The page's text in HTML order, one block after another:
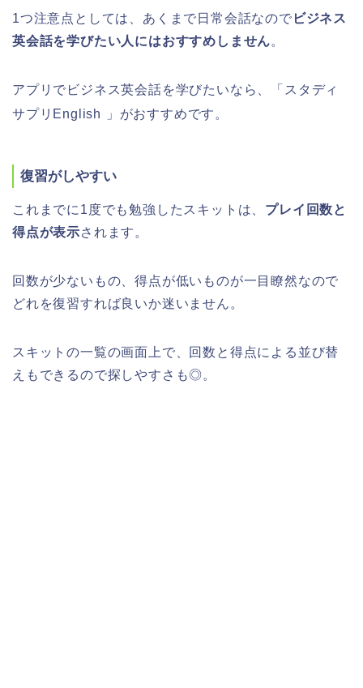
1つ注意点としては、あくまで日常会話なので ビジネス
英会話を学びたい人にはおすすめしません。
アプリでビジネス英会話を学びたいなら、「スタディ
サプリEnglish
」がおすすめです。
復習がしやすい
これまでに1度でも勉強したスキットは、 プレイ回数と
得点が表示されます。
回数が少ないもの、得点が低いものが一目瞭然なので
どれを復習すれば良いか迷いません。
スキットの一覧の画面上で、回数と得点による並び替
えもできるので探しやすさも◎。